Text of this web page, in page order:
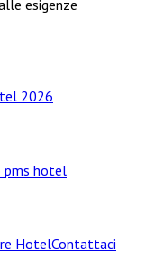
esigenze
2026
pms hotel
HotelContattaci